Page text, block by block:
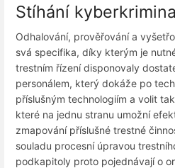
Stíhání
Odhalování, prověřování a
svá specifika, díky kterým je
trestním řízení disponovaly
personálem, který dokáže po
příslušným technologiím a volit
které na jednu stranu umožní
zmapování příslušné trestné
souladu procesní úpravou
podkapitoly proto pojednávají o